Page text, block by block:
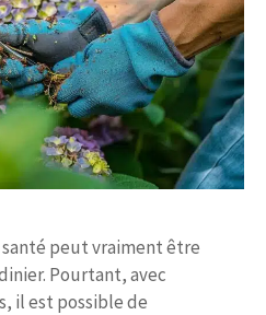
santé peut vraiment être
Pourtant, avec
il est possible de